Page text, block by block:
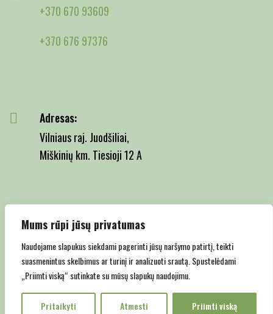
Mums rūpi jūsų privatumas
Naudojame slapukus siekdami pagerinti jūsų naršymo patirtį, teikti
suasmenintus skelbimus ar turinį ir analizuoti srautą. Spustelėdami
„Priimti viską“ sutinkate su mūsų slapukų naudojimu.
Pritaikyti Atmesti Priimti viską
+370 670 93609
+370 676 97376
Adresas:
Vilniaus raj. Juodšiliai,
Miškinių km. Tiesioji 12 A
Email:
Copyright © 2022 Juodšilių medelynas | Privatumo politika